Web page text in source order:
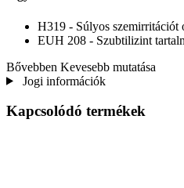
H319 - Súlyos szemirritációt
EUH 208 - Szubtilizint
Bővebben Kevesebb mutatása
Jogi információk
Kapcsolódó termékek